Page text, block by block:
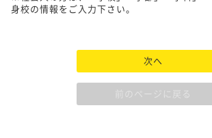
身校の情報をご入力下さい。
次へ
前のページに戻る